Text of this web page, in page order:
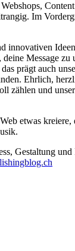
Im
innovativen
deine Message zu
prägt auch
Ehrlich,
zählen und
etwas kreiere,
Gestaltung